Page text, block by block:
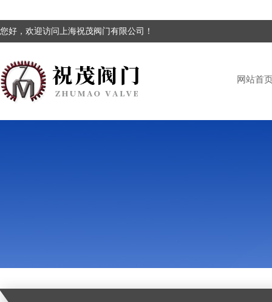
您好，欢迎访问上海祝茂阀门有限公司！
网站首